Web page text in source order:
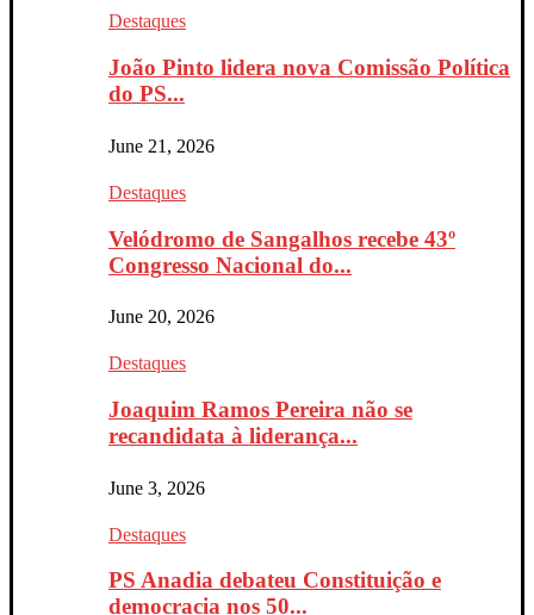
Destaques
João Pinto lidera nova Comissão Política
do PS...
June 21, 2026
Destaques
Velódromo de Sangalhos recebe 43º
Congresso Nacional do...
June 20, 2026
Destaques
Joaquim Ramos Pereira não se
recandidata à liderança...
June 3, 2026
Destaques
PS Anadia debateu Constituição e
democracia nos 50...